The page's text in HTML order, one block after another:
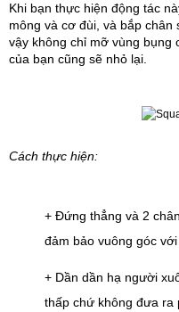
Khi bạn thực hiện động tác
mông và cơ đùi, và bắp
vậy không chỉ mỡ vùng bụng
của bạn cũng sẽ nhỏ lại.
Cách thực hiện:
+ Đứng thẳng và 2
đảm bảo vuông góc
+ Dần dần hạ người
thấp chứ không đưa ra